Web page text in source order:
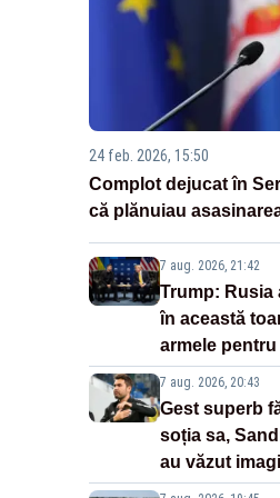
24 feb. 2026, 15:50
Complot dejucat în
că plănuiau
7 aug. 2026, 21:42
Trump: Rusia
în această
armele
7 aug. 2026, 20:43
Gest superb
soția sa,
au văzut